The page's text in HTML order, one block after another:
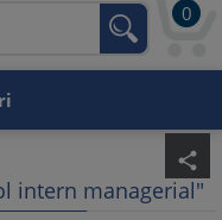
0
share
intern managerial"